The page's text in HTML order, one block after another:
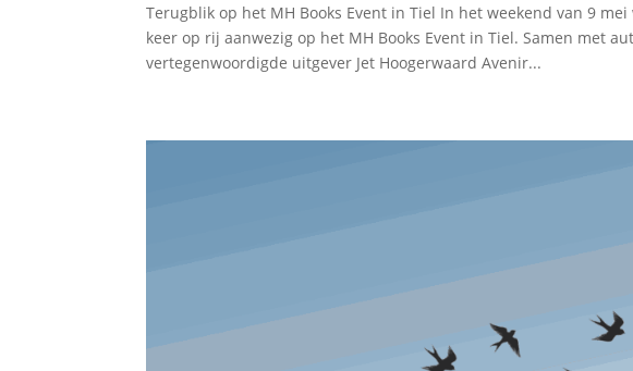
Terugblik op het MH Books Event in Tiel In het weekend van 9
keer op rij aanwezig op het MH Books Event in Tiel. Samen met
vertegenwoordigde uitgever Jet Hoogerwaard Avenir...